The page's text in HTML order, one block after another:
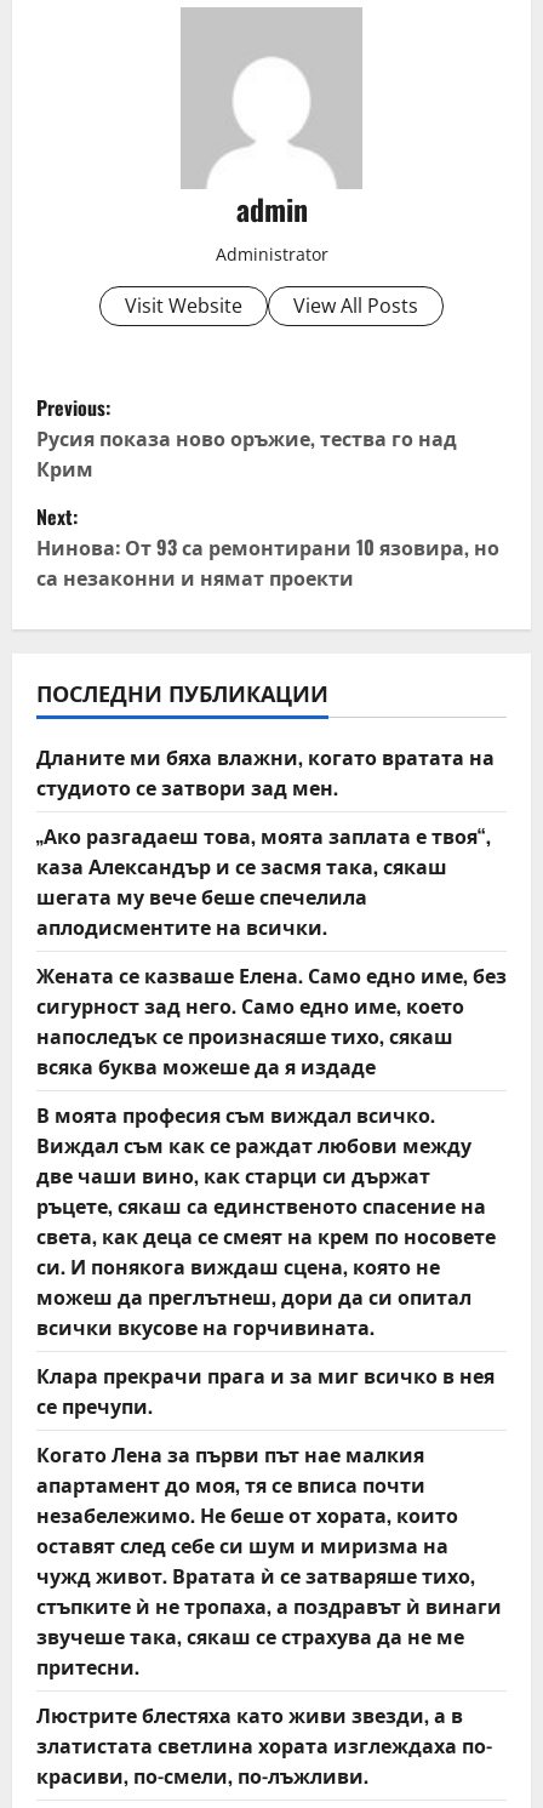
admin
Administrator
Visit Website View All Posts
P
o
s
t
n
v
i
g
a
t
i
o
n
Previous:
Русия показа ново оръжие, тества го над
Крим
Next:
Нинова: От 93 са ремонтирани 10 язовира, но
са незаконни и нямат проекти
ПОСЛЕДНИ ПУБЛИКАЦИИ
Дланите ми бяха влажни, когато вратата на
студиото се затвори зад мен.
„Ако разгадаеш това, моята заплата е твоя“,
каза Александър и се засмя така, сякаш
шегата му вече беше спечелила
аплодисментите на всички.
Жената се казваше Елена. Само едно име, без
сигурност зад него. Само едно име, което
напоследък се произнасяше тихо, сякаш
всяка буква можеше да я издаде
В моята професия съм виждал всичко.
Виждал съм как се раждат любови между
две чаши вино, как старци си държат
ръцете, сякаш са единственото спасение на
света, как деца се смеят на крем по носовете
си. И понякога виждаш сцена, която не
можеш да преглътнеш, дори да си опитал
всички вкусове на горчивината.
Клара прекрачи прага и за миг всичко в нея
се пречупи.
Когато Лена за първи път нае малкия
апартамент до моя, тя се вписа почти
незабележимо. Не беше от хората, които
оставят след себе си шум и миризма на
чужд живот. Вратата ѝ се затваряше тихо,
стъпките ѝ не тропаха, а поздравът ѝ винаги
звучеше така, сякаш се страхува да не ме
притесни.
Люстрите блестяха като живи звезди, а в
златистата светлина хората изглеждаха по-
красиви, по-смели, по-лъжливи.